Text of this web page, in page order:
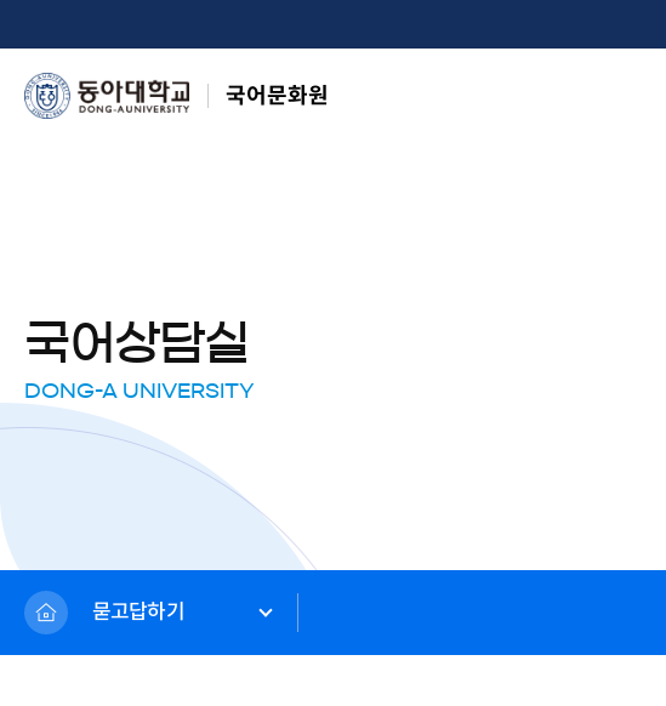
국어문화원
국어상담실
DONG-A UNIVERSITY
묻고답하기